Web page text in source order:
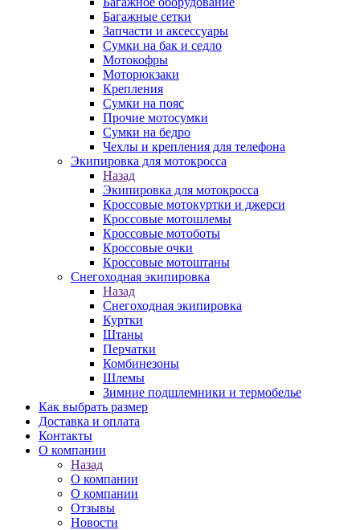
Багажные сетки
Запчасти и аксессуары
Сумки на бак и седло
Мотокофры
Моторюкзаки
Крепления
Сумки на пояс
Прочие мотосумки
Сумки на бедро
Чехлы и крепления для телефона
Экипировка для мотокросса
Назад
Экипировка для мотокросса
Кроссовые мотокуртки и джерси
Кроссовые мотошлемы
Кроссовые мотоботы
Кроссовые очки
Кроссовые мотоштаны
Снегоходная экипировка
Назад
Снегоходная экипировка
Куртки
Штаны
Перчатки
Комбинезоны
Шлемы
Зимние подшлемники и термобелье
Как выбрать размер
Доставка и оплата
Контакты
О компании
Назад
О компании
О компании
Отзывы
Новости